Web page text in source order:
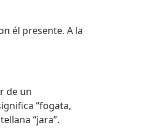
él presente. A la
de un
“fogata,
“jara”.